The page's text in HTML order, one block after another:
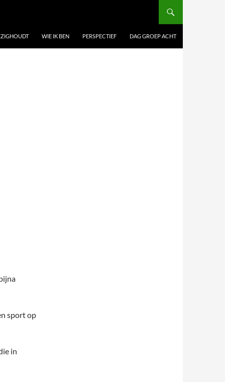
WIE IK BEN PERSPECTIEF DAG GROEP ACHT
sport op
in